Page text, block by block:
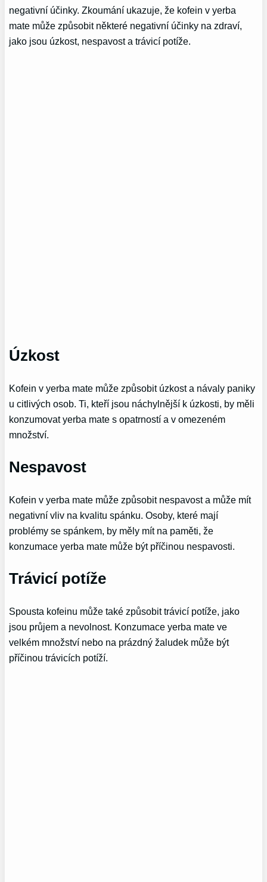
negativní účinky. Zkoumání ukazuje, že kofein v yerba
mate může způsobit některé negativní účinky na zdraví,
jako jsou úzkost, nespavost a trávicí potíže.
Úzkost
Kofein v yerba mate může způsobit úzkost a návaly paniky
u citlivých osob. Ti, kteří jsou náchylnější k úzkosti, by měli
konzumovat yerba mate s opatrností a v omezeném
množství.
Nespavost
Kofein v yerba mate může způsobit nespavost a může mít
negativní vliv na kvalitu spánku. Osoby, které mají
problémy se spánkem, by měly mít na paměti, že
konzumace yerba mate může být příčinou nespavosti.
Trávicí potíže
Spousta kofeinu může také způsobit trávicí potíže, jako
jsou průjem a nevolnost. Konzumace yerba mate ve
velkém množství nebo na prázdný žaludek může být
příčinou trávicích potíží.